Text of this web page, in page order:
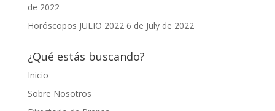
de 2022
Horóscopos JULIO 2022 6 de July de 2022
¿Qué estás buscando?
Inicio
Sobre Nosotros